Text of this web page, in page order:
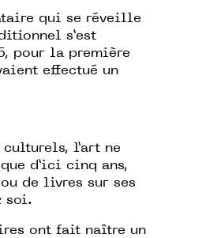
qui se réveille
s’est
pour la première
effectué un
culturels, l’art ne
d’ici cinq ans,
de livres sur ses
soi.
ont fait naître un